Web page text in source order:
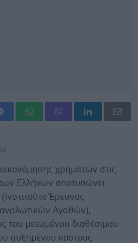
χρημάτων στις
Ελλήνων αποτυπώνει
Έρευνας
Αγαθών),
του μειωμένου διαθέσιμου
αυξημένου κόστους